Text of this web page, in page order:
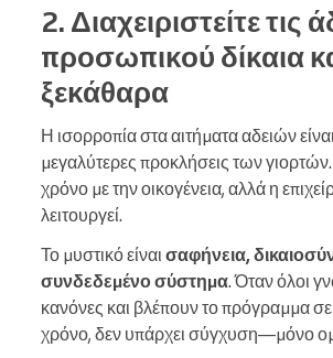
2. Διαχειριστείτε τις
προσωπικού δίκαια
ξεκάθαρα
Η ισορροπία στα αιτήματα αδειών
μεγαλύτερες προκλήσεις των
χρόνο με την οικογένεια, αλλά η
λειτουργεί.
Το μυστικό είναι σαφήνεια,
συνδεδεμένο σύστημα. Όταν όλοι
κανόνες και βλέπουν το πρόγραμμα
χρόνο, δεν υπάρχει σύγχυση—μόνο